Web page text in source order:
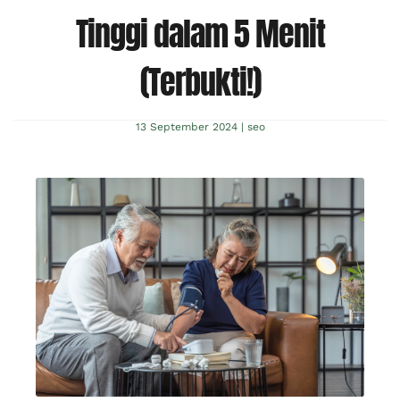
Tinggi dalam 5 Menit
(Terbukti!)
13 September 2024 | seo